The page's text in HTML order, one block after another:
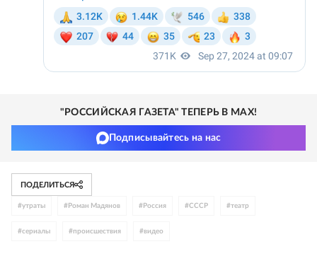
"РОССИЙСКАЯ ГАЗЕТА" ТЕПЕРЬ В MAX!
Подписывайтесь на нас
ПОДЕЛИТЬСЯ
#утраты # Роман Мадянов # Россия #СССР #театр
#сериалы #происшествия #видео